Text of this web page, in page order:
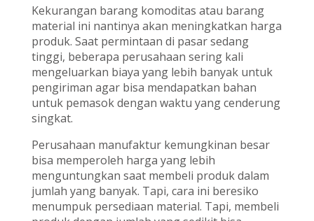
Kekurangan barang komoditas atau barang
material ini nantinya akan meningkatkan harga
produk. Saat permintaan di pasar sedang
tinggi, beberapa perusahaan sering kali
mengeluarkan biaya yang lebih banyak untuk
pengiriman agar bisa mendapatkan bahan
untuk pemasok dengan waktu yang cenderung
singkat.
Perusahaan manufaktur kemungkinan besar
bisa memperoleh harga yang lebih
menguntungkan saat membeli produk dalam
jumlah yang banyak. Tapi, cara ini beresiko
menumpuk persediaan material. Tapi, membeli